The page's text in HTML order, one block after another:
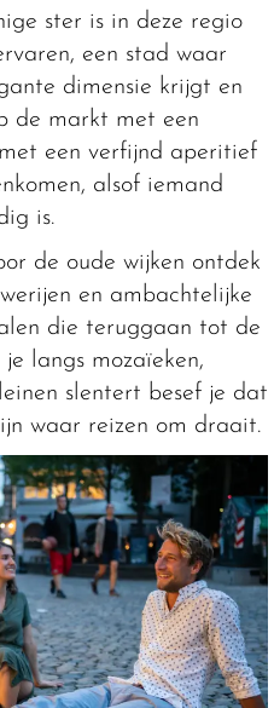
ster is in deze regio
een stad waar
dimensie krijgt en
de markt met een
een verfijnd aperitief
alsof iemand
is.
de oude wijken ontdek
en ambachtelijke
die teruggaan tot de
langs mozaïeken,
slentert besef je dat
waar reizen om draait.